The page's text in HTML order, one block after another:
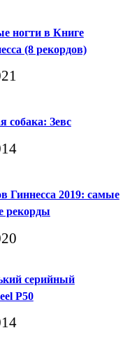
ногти в Книге
(8 рекордов)
собака: Зевс
Гиннесса 2019: самые
рекорды
серийный
P50